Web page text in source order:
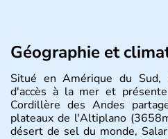
Géographie et
Situé en Amérique du Sud,
d'accès à la mer et
Cordillère des Andes
plateaux de l'Altiplano
désert de sel du monde,